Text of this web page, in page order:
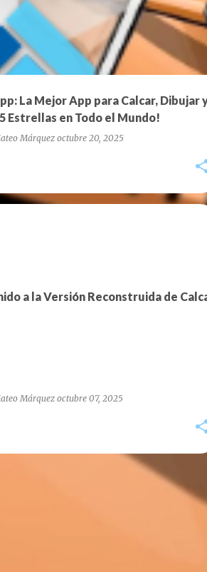
La Mejor App para Calcar, Dibujar
Estrellas en Todo el Mundo!
Márquez octubre 20, 2025
a la Versión Reconstruida de
Márquez octubre 07, 2025